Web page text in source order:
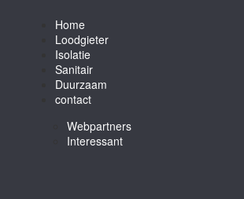
Home
Loodgieter
Isolatie
Sanitair
Duurzaam
contact
Webpartners
Interessant